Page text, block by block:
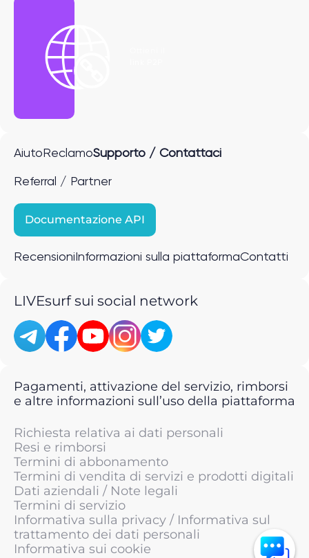
Aiuto ReclamoSupporto / Contattaci
Referral / Partner
Documentazione API
Recensioni Informazioni sulla piattaformaContatti
LIVEsurf sui social network
Pagamenti, attivazione del servizio, rimborsi
e altre informazioni sull’uso della piattaforma
Richiesta relativa ai dati personali
Resi e rimborsi
Termini di abbonamento
Termini di vendita di servizi e prodotti digitali
Dati aziendali / Note legali
Termini di servizio
Informativa sulla privacy / Informativa sul
trattamento dei dati personali
Informativa sui cookie